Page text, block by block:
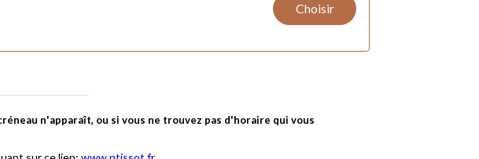
Choisir
n'apparaît, ou si vous ne trouvez pas d'horaire qui vous